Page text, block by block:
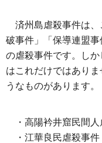
済州島虐殺事件は
破事件」「保導連盟
の虐殺事件です。し
はこれだけではあり
うなものがあります。
・高陽衿井窟民間
・江華良民虐殺事件